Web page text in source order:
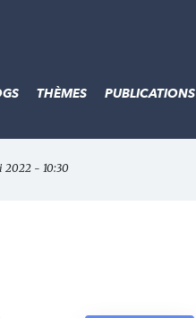
THÈMES PUBLICATIONS
2022 - 10:30